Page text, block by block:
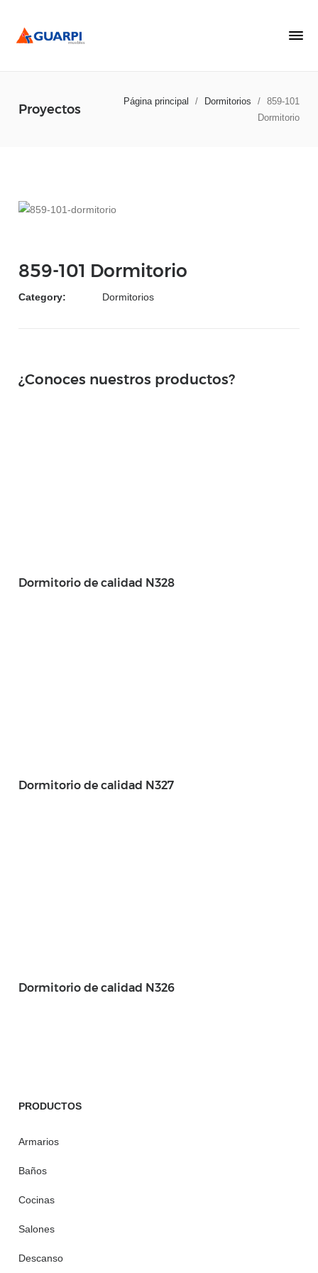
Proyectos
Página principal / Dormitorios / 859-101
Dormitorio
859-101 Dormitorio
Category: Dormitorios
¿Conoces nuestros productos?
Dormitorio de calidad N328
Dormitorio de calidad N327
Dormitorio de calidad N326
PRODUCTOS
Armarios
Baños
Cocinas
Salones
Descanso